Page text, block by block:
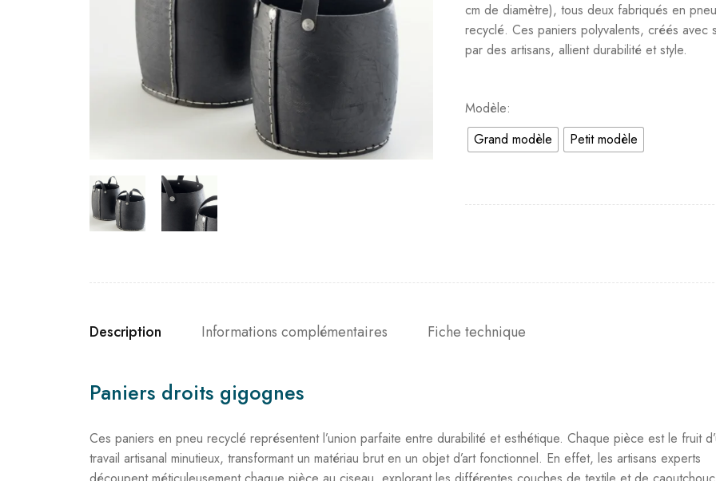
cm de diamètre), tous deux fabriqués en pneu
recyclé. Ces paniers polyvalents, créés avec
par des artisans, allient durabilité et style.
Modèle
Grand modèle
Petit modèle
Description Informations complémentaires Fiche technique
Paniers droits gigognes
Ces paniers en pneu recyclé représentent l’union parfaite entre durabilité et esthétique. Chaque pièce est le fruit
travail artisanal minutieux, transformant un matériau brut en un objet d’art fonctionnel. En effet, les artisans experts